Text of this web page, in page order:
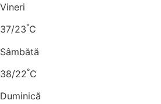
Vineri
37/23°C
Sâmbătă
38/22°C
Duminică